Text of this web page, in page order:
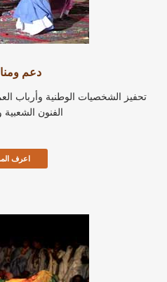
دعم
تحفيز الشخصيات الوطنية وأرباب
الفنون الشعبية
اعرف